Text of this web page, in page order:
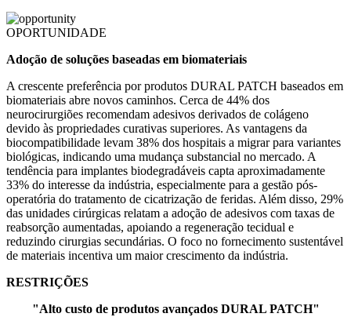
OPORTUNIDADE
Adoção de soluções baseadas em biomateriais
A crescente preferência por produtos DURAL PATCH baseados em
biomateriais abre novos caminhos. Cerca de 44% dos
neurocirurgiões recomendam adesivos derivados de colágeno
devido às propriedades curativas superiores. As vantagens da
biocompatibilidade levam 38% dos hospitais a migrar para variantes
biológicas, indicando uma mudança substancial no mercado. A
tendência para implantes biodegradáveis ​​capta aproximadamente
33% do interesse da indústria, especialmente para a gestão pós-
operatória do tratamento de cicatrização de feridas. Além disso, 29%
das unidades cirúrgicas relatam a adoção de adesivos com taxas de
reabsorção aumentadas, apoiando a regeneração tecidual e
reduzindo cirurgias secundárias. O foco no fornecimento sustentável
de materiais incentiva um maior crescimento da indústria.
RESTRIÇÕES
"Alto custo de produtos avançados DURAL PATCH"